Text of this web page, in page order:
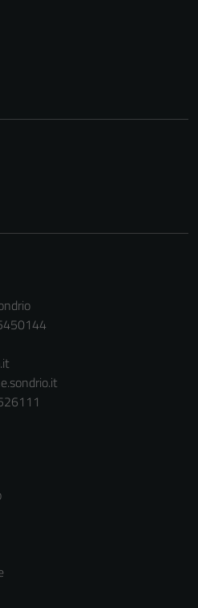
Questi cookie
possono
disabilitati.
Questi cookie